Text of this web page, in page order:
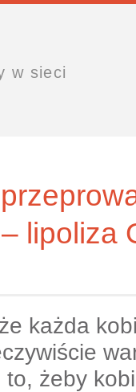
w sieci
lipoliza
każda
żeby